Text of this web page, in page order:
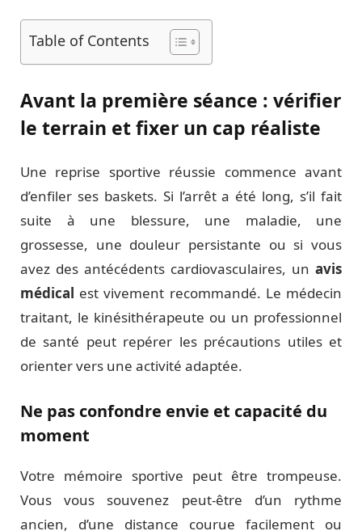
Table of Contents
Avant la première séance : vérifier
le terrain et fixer un cap réaliste
Une reprise sportive réussie commence avant
d’enfiler ses baskets. Si l’arrêt a été long, s’il fait
suite à une blessure, une maladie, une
grossesse, une douleur persistante ou si vous
avez des antécédents cardiovasculaires, un avis
médical est vivement recommandé. Le médecin
traitant, le kinésithérapeute ou un professionnel
de santé peut repérer les précautions utiles et
orienter vers une activité adaptée.
Ne pas confondre envie et capacité du
moment
Votre mémoire sportive peut être trompeuse.
Vous vous souvenez peut-être d’un rythme
ancien, d’une distance courue facilement ou